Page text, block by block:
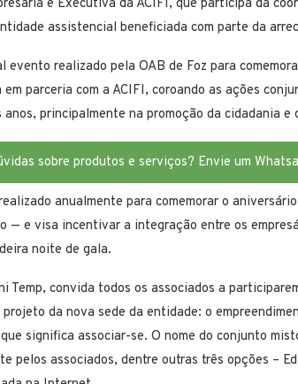
e Executiva da ACIFI, que participa da
assistencial beneficiada com parte da
evento realizado pela OAB de Foz para
parceria com a ACIFI, coroando as ações
principalmente na promoção da cidadania
sobre produtos e serviços? Envie um
anualmente para comemorar o
— e visa incentivar a integração entre os
noite de gala.
Temp, convida todos os associados a
da nova sede da entidade: o
significa associar-se. O nome do conjunto
pelos associados, dentre outras três opções –